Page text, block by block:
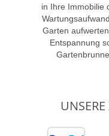
in Ihre Immobilie
Garten
Entspannung